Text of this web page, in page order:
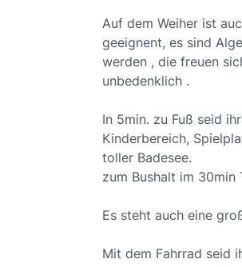
Auf dem Weiher ist
geeignent, es sind
werden , die freuen
unbedenklich .
In 5min. zu Fuß seid
Kinderbereich,
toller Badesee.
zum Bushalt im 30min
Es steht auch eine
Mit dem Fahrrad seid